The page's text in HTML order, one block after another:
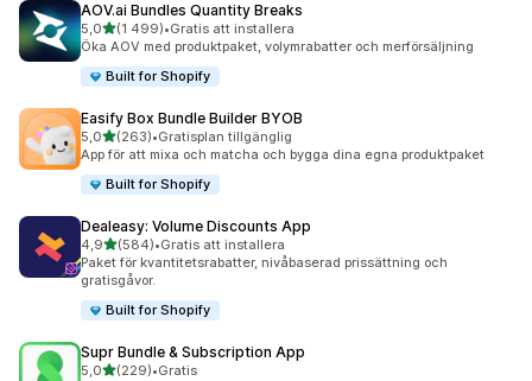
AOV.ai Bundles Quantity Breaks
5,0av 5 stjärnor
(1 499)
1499 recensioner totalt
•Gratis att installera
Öka AOV med produktpaket, volymrabatter och merförsäljning
Built for Shopify
Easify Box Bundle Builder BYOB
5,0av 5 stjärnor
(263)
263 recensioner totalt
•Gratisplan tillgänglig
App för att mixa och matcha och bygga dina egna produktpaket
Built for Shopify
Dealeasy: Volume Discounts App
4,9av 5 stjärnor
(584)
584 recensioner totalt
•Gratis att installera
Paket för kvantitetsrabatter, nivåbaserad prissättning och
gratisgåvor.
Built for Shopify
Supr Bundle & Subscription App
5,0av 5 stjärnor
(229)
229 recensioner totalt
•Gratis